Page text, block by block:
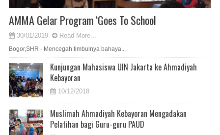
AMMA Gelar Program ‘Goes To School
30/01/2019 Read More...
Bogor,SHR - Mencegah timbulnya bahaya...
Kunjungan Mahasiswa UIN Jakarta ke Ahmadiyah
Kebayoran
10/12/2018
Muslimah Ahmadiyah Kebayoran Mengadakan
Pelatihan bagi Guru-guru PAUD